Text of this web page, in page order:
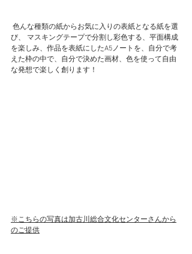
び、 マスキングテープで分割し彩色する、平面構成
を楽しみ、作品を表紙にしたA5ノートを、自分で考
えた枠の中で、自分で決めた画材、色を使って自由
な発想で楽しく創ります！
※こちらの写真は加古川総合文化センターさんから
のご提供